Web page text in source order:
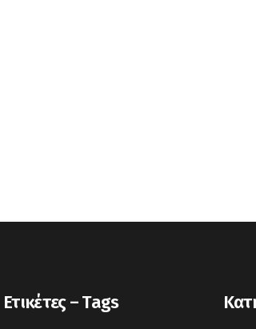
Ετικέτες – Tags